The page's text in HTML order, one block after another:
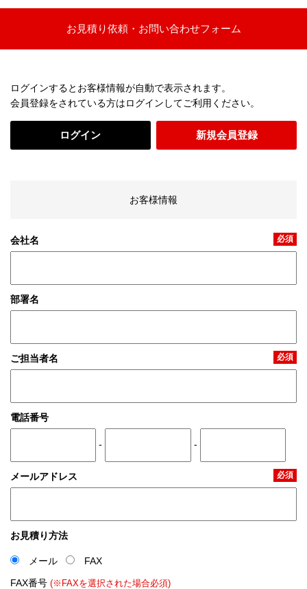
お見積り依頼・お問い合わせフォーム
ログインするとお客様情報が自動で表示されます。
会員登録をされている方はログインしてご利用ください。
ログイン 新規会員登録
お客様情報
会社名 必須
部署名
ご担当者名 必須
電話番号
- -
メールアドレス 必須
お見積り方法
メール
FAX
FAX番号 (※FAXを選択された場合必須)